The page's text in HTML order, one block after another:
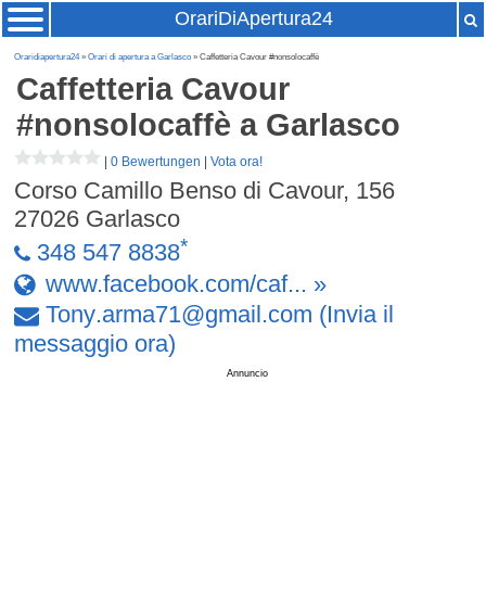
OrariDiApertura24
Oraridiapertura24»Orari di apertura a Garlasco » Caffetteria Cavour #nonsolocaffè
Caffetteria Cavour
#nonsolocaffè a Garlasco
|0 Bewertungen |Vota ora!
Corso Camillo Benso di Cavour, 156
27026 Garlasco
348 547 8838*
www.facebook.com/caf... »
Tony.arma71@gmail .com (Invia il
messaggio ora)
Annuncio